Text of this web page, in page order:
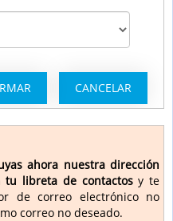
ahora nuestra dirección
tu libreta de contactosy te
de correo electrónico no
correo no deseado.